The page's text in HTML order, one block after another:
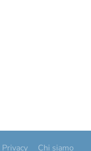
Privacy Chi siamo